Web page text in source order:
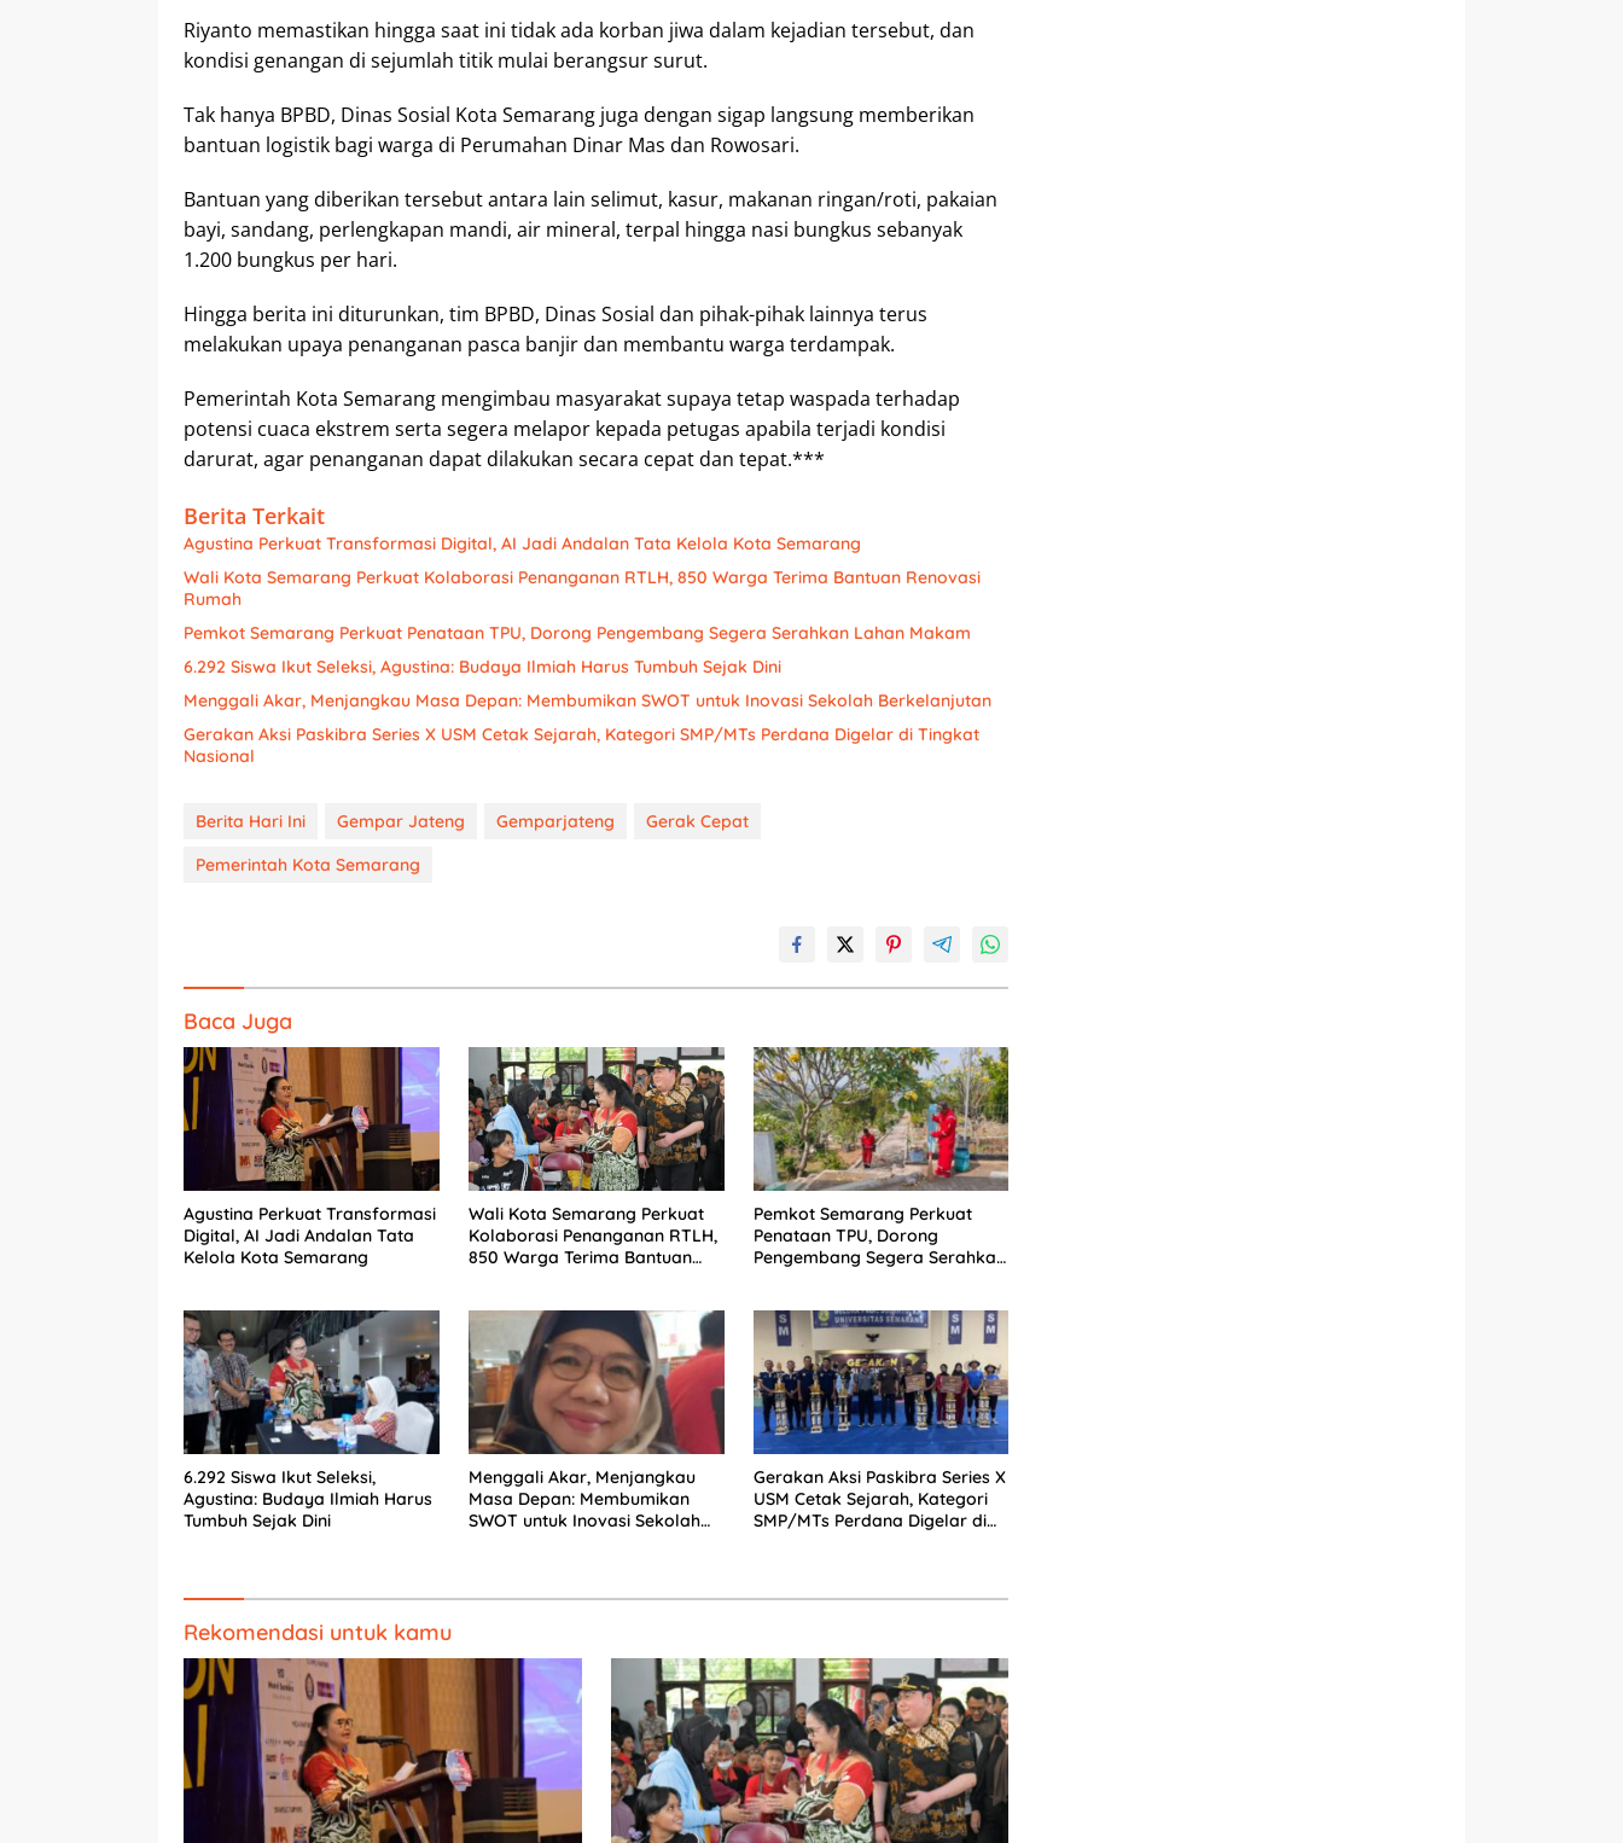
Riyanto memastikan hingga saat ini tidak ada korban jiwa dalam kejadian tersebut, dan
kondisi genangan di sejumlah titik mulai berangsur surut.
Tak hanya BPBD, Dinas Sosial Kota Semarang juga dengan sigap langsung memberikan
bantuan logistik bagi warga di Perumahan Dinar Mas dan Rowosari.
Bantuan yang diberikan tersebut antara lain selimut, kasur, makanan ringan/roti, pakaian
bayi, sandang, perlengkapan mandi, air mineral, terpal hingga nasi bungkus sebanyak
1.200 bungkus per hari.
Hingga berita ini diturunkan, tim BPBD, Dinas Sosial dan pihak-pihak lainnya terus
melakukan upaya penanganan pasca banjir dan membantu warga terdampak.
Pemerintah Kota Semarang mengimbau masyarakat supaya tetap waspada terhadap
potensi cuaca ekstrem serta segera melapor kepada petugas apabila terjadi kondisi
darurat, agar penanganan dapat dilakukan secara cepat dan tepat.***
Berita Terkait
Agustina Perkuat Transformasi Digital, AI Jadi Andalan Tata Kelola Kota Semarang
Wali Kota Semarang Perkuat Kolaborasi Penanganan RTLH, 850 Warga Terima Bantuan Renovasi
Rumah
Pemkot Semarang Perkuat Penataan TPU, Dorong Pengembang Segera Serahkan Lahan Makam
6.292 Siswa Ikut Seleksi, Agustina: Budaya Ilmiah Harus Tumbuh Sejak Dini
Menggali Akar, Menjangkau Masa Depan: Membumikan SWOT untuk Inovasi Sekolah Berkelanjutan
Gerakan Aksi Paskibra Series X USM Cetak Sejarah, Kategori SMP/MTs Perdana Digelar di Tingkat
Nasional
Berita Hari Ini Gempar Jateng Gemparjateng
Gerak Cepat
Pemerintah Kota Semarang
Baca Juga
Agustina Perkuat Transformasi
Digital, AI Jadi Andalan Tata
Kelola Kota Semarang
Wali Kota Semarang Perkuat
Kolaborasi Penanganan RTLH,
850 Warga Terima Bantuan
Pemkot Semarang Perkuat
Penataan TPU, Dorong
Pengembang Segera Serahkan
6.292 Siswa Ikut Seleksi,
Agustina: Budaya Ilmiah Harus
Tumbuh Sejak Dini
Menggali Akar, Menjangkau
Masa Depan: Membumikan
SWOT untuk Inovasi Sekolah
Gerakan Aksi Paskibra Series X
USM Cetak Sejarah, Kategori
SMP/MTs Perdana Digelar di
Rekomendasi untuk kamu